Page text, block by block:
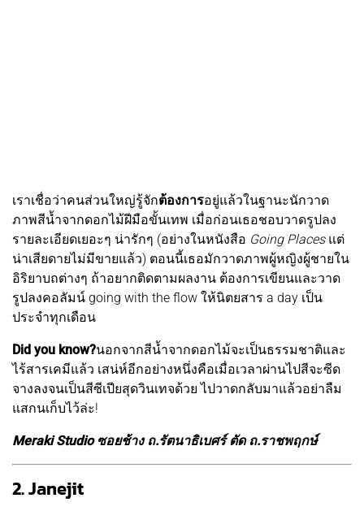
เราเชื่อว่าคนส่วนใหญ่รู้จักต้องการอยู่แล้วในฐานะนักวาด
ภาพสีน้ำจากดอกไม้ฝีมือขั้นเทพ เมื่อก่อนเธอชอบวาดรูปลง
รายละเอียดเยอะๆ น่ารักๆ (อย่างในหนังสือ Going Places แต่
น่าเสียดายไม่มีขายแล้ว) ตอนนี้เธอมักวาดภาพผู้หญิงผู้ชายใน
อิริยาบถต่างๆ ถ้าอยากติดตามผลงาน ต้องการเขียนและวาด
รูปลงคอลัมน์ going with the flow ให้นิตยสาร a day เป็น
ประจำทุกเดือน
Did you know?นอกจากสีน้ำจากดอกไม้จะเป็นธรรมชาติและ
ไร้สารเคมีแล้ว เสน่ห์อีกอย่างหนึ่งคือเมื่อเวลาผ่านไปสีจะซีด
จางลงจนเป็นสีซีเปียสุดวินเทจด้วย ไปวาดกลับมาแล้วอย่าลืม
แสกนเก็บไว้ล่ะ!
Meraki Studio ซอยช้าง ถ.รัตนาธิเบศร์ ตัด ถ.ราชพฤกษ์
2. Janejit